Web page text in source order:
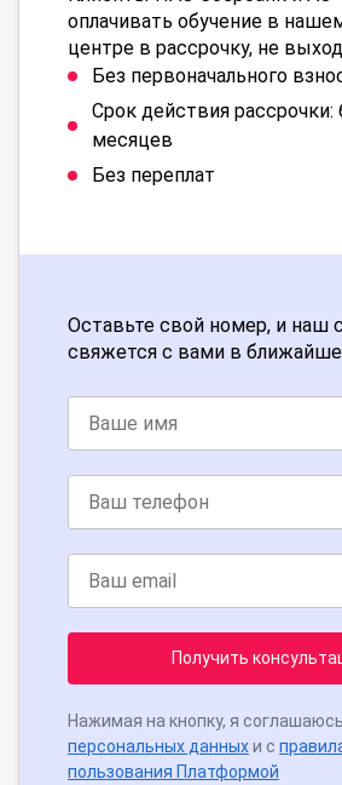
оплачивать обучение в
центре в рассрочку, не
Без первоначального
Срок действия рассрочки:
месяцев
Без переплат
Оставьте свой номер, и наш
свяжется с вами в
Получить
Нажимая на кнопку, я
персональных данныхи с
пользования Платформой